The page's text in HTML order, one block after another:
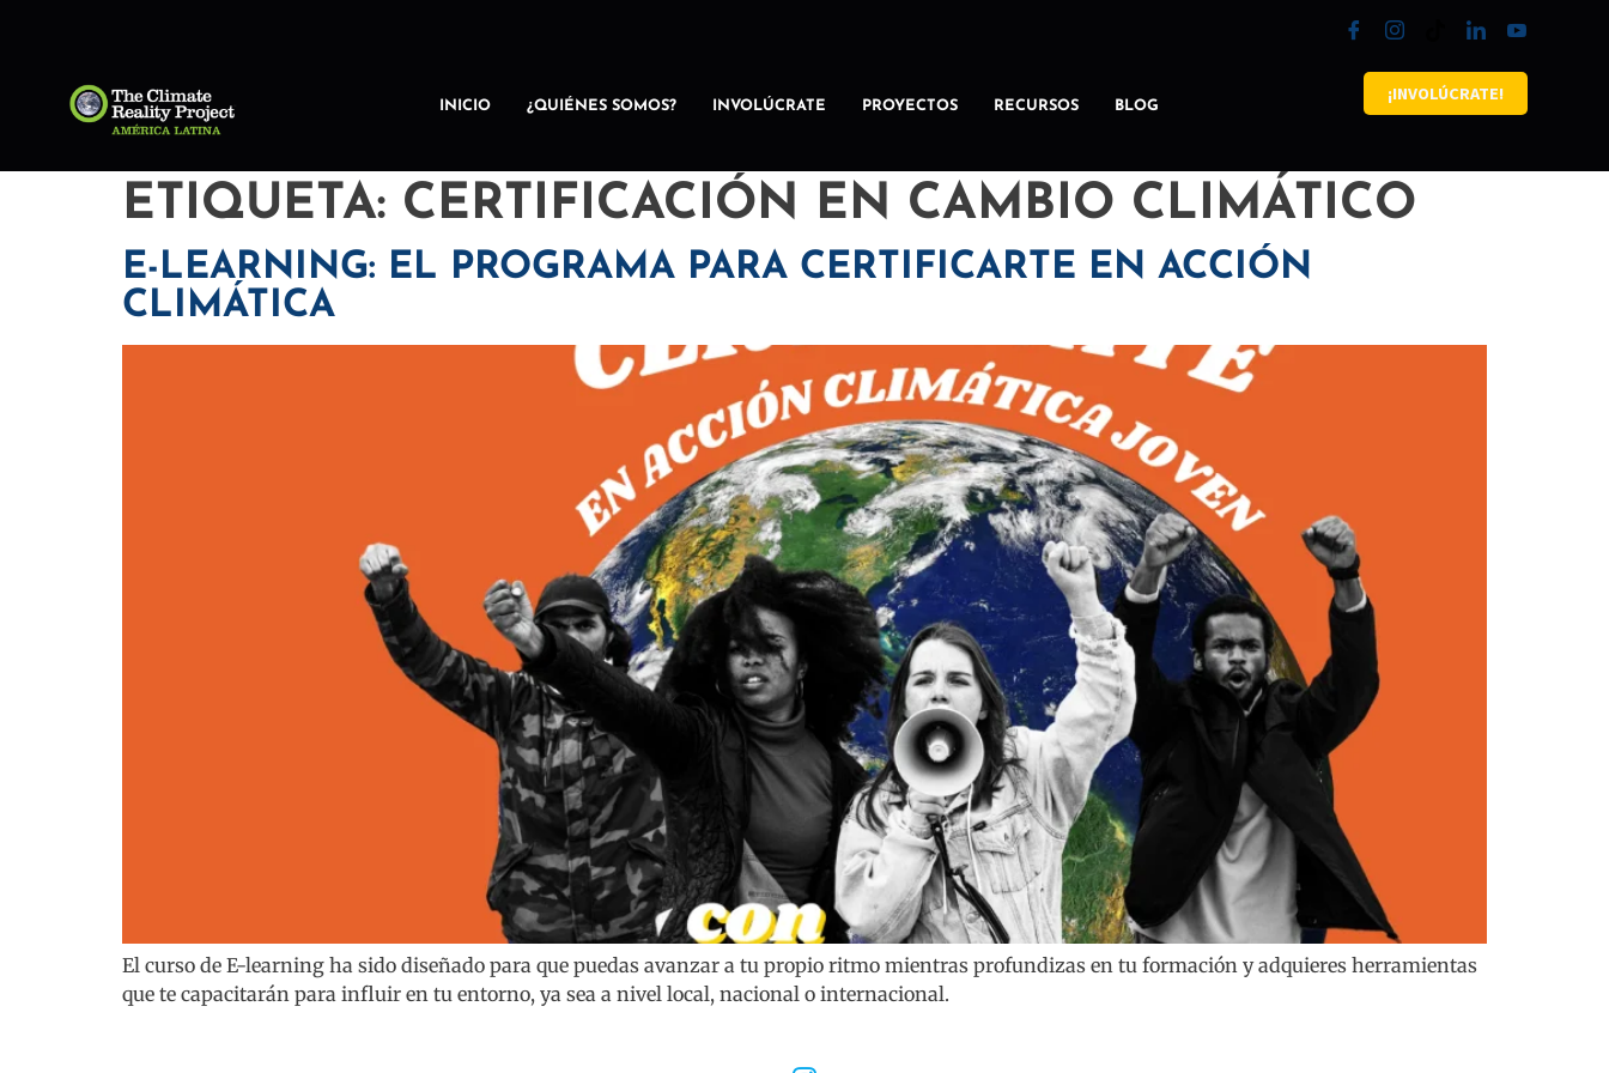
INICIO ¿QUIÉNES SOMOS? INVOLÚCRATE PROYECTOS RECURSOS BLOG
¡INVOLÚCRATE!
ETIQUETA: CERTIFICACIÓN EN CAMBIO CLIMÁTICO
E-LEARNING: EL PROGRAMA PARA CERTIFICARTE EN ACCIÓN
CLIMÁTICA
El curso de E-learning ha sido diseñado para que puedas avanzar a tu propio ritmo mientras profundizas en tu formación y adquieres herramientas
que te capacitarán para influir en tu entorno, ya sea a nivel local, nacional o internacional.